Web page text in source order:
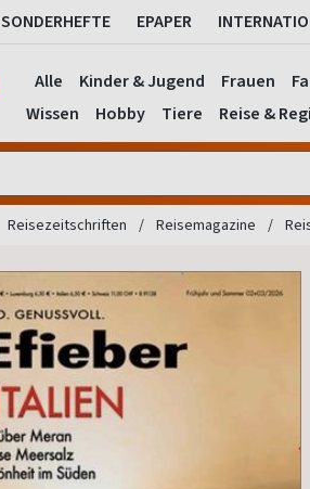
SONDERHEFTE EPAPER
Alle Kinder & Jugend Frauen
Wissen
Hobby Tiere Reise &
Reisezeitschriften Reisemagazine